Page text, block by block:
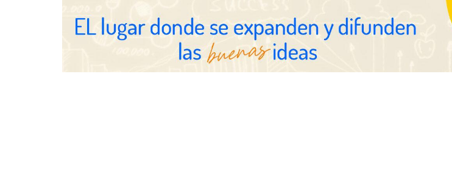
Schaeffler mejora su rentabilidad
en el primer semestre de 2026